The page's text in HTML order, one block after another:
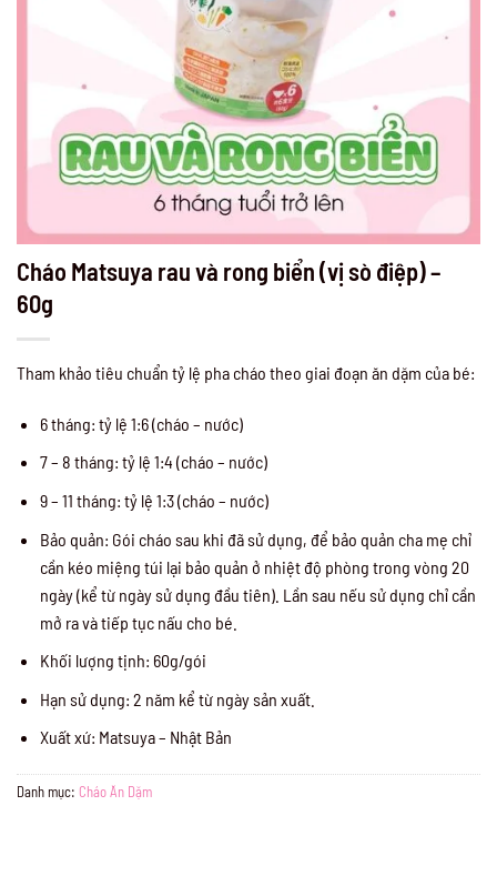
Cháo Matsuya rau và rong biển (vị sò điệp) –
60g
Tham khảo tiêu chuẩn tỷ lệ pha cháo theo giai đoạn ăn dặm của bé:
6 tháng: tỷ lệ 1:6 (cháo – nước)
7 – 8 tháng: tỷ lệ 1:4 (cháo – nước)
9 – 11 tháng: tỷ lệ 1:3 (cháo – nước)
Bảo quản: Gói cháo sau khi đã sử dụng, để bảo quản cha mẹ chỉ
cần kéo miệng túi lại bảo quản ở nhiệt độ phòng trong vòng 20
ngày (kể từ ngày sử dụng đầu tiên). Lần sau nếu sử dụng chỉ cần
mở ra và tiếp tục nấu cho bé.
Khối lượng tịnh: 60g/gói
Hạn sử dụng: 2 năm kể từ ngày sản xuất.
Xuất xứ: Matsuya – Nhật Bản
Danh mục: Cháo Ăn Dặm